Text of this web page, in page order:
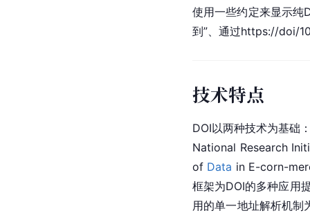
使用一些约定来显示纯
到”、通过https://doi/
技术特点
DOI以两种技术为基
National Research
of Data in E-corn-
框架为DOI的多种应用
用的单一地址解析机